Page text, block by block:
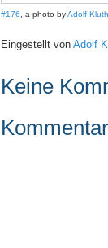
#176 , a photo byAdolf Kluth
Eingestellt von Adolf
Keine